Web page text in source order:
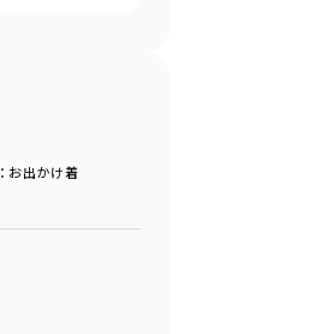
：お出かけ着